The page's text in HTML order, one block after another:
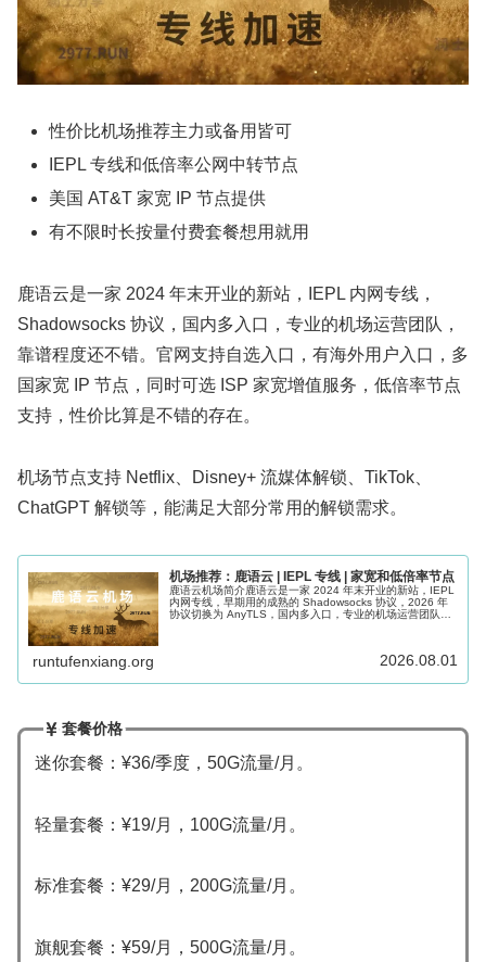
性价比机场推荐主力或备用皆可
IEPL 专线和低倍率公网中转节点
美国 AT&T 家宽 IP 节点提供
有不限时长按量付费套餐想用就用
鹿语云是一家 2024 年末开业的新站，IEPL 内网专线，
Shadowsocks 协议，国内多入口，专业的机场运营团队，
靠谱程度还不错。官网支持自选入口，有海外用户入口，多
国家宽 IP 节点，同时可选 ISP 家宽增值服务，低倍率节点
支持，性价比算是不错的存在。
机场节点支持 Netflix、Disney+ 流媒体解锁、TikTok、
ChatGPT 解锁等，能满足大部分常用的解锁需求。
机场推荐：鹿语云 | IEPL 专线 | 家宽和低倍率节点
鹿语云机场简介鹿语云是一家 2024 年末开业的新站，IEPL
内网专线，早期用的成熟的 Shadowsocks 协议，2026 年
协议切换为 AnyTLS，国内多入口，专业的机场运营团队，
runtufenxiang.org 2026.08.01
套餐价格
迷你套餐：¥36/季度，50G流量/月。
轻量套餐：¥19/月，100G流量/月。
标准套餐：¥29/月，200G流量/月。
旗舰套餐：¥59/月，500G流量/月。